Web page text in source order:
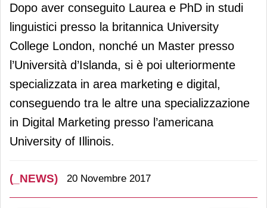
Dopo aver conseguito Laurea e PhD in studi
linguistici presso la britannica University
College London, nonché un Master presso
l’Università d’Islanda, si è poi ulteriormente
specializzata in area marketing e digital,
conseguendo tra le altre una specializzazione
in Digital Marketing presso l’americana
University of Illinois.
(_NEWS) 20 Novembre 2017